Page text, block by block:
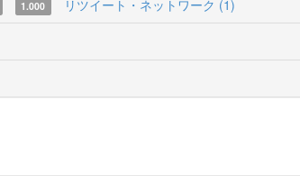
1.000 リツイート・ネットワーク (1)